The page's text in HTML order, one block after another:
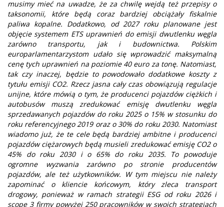
musimy mieć na uwadze, że za chwilę wejdą też przepisy o
taksonomii, które będą coraz bardziej obciążały fiskalnie
paliwa kopalne. Dodatkowo, od 2027 roku planowane jest
objęcie systemem ETS uprawnień do emisji dwutlenku węgla
zarówno transportu, jak i budownictwa. Polskim
europarlamentarzystom udało się wprowadzić maksymalną
cenę tych uprawnień na poziomie 40 euro za tonę. Natomiast,
tak czy inaczej, będzie to powodowało dodatkowe koszty z
tytułu emisji CO2. Rzecz jasna cały czas obowiązują regulacje
unijne, które mówią o tym, że producenci pojazdów ciężkich i
autobusów muszą zredukować emisję dwutlenku węgla
sprzedawanych pojazdów do roku 2025 o 15% w stosunku do
roku referencyjnego 2019 oraz o 30% do roku 2030. Natomiast
wiadomo już, że te cele będą bardziej ambitne i producenci
pojazdów ciężarowych będą musieli zredukować emisję CO2 o
45% do roku 2030 i o 65% do roku 2035. To powoduje
ogromne wyzwania zarówno po stronie producentów
pojazdów, ale też użytkowników. W tym miejscu nie należy
zapominać o kliencie końcowym, który zleca transport
drogowy, ponieważ w ramach strategii ESG od roku 2026 i
scope 3 firmy powyżej 250 pracowników w swoich strategiach